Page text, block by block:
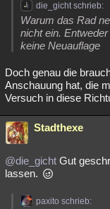
die_gicht schrieb:
Warum das Rad
nicht ein.
keine Neuauflage
Doch genau die
Anschauung hat, die
Versuch in diese
Stadthexe
@die_gicht Gut
lassen.
paxito schrieb: